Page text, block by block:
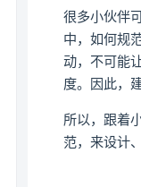
很多小伙伴
中，如何规
动，不可能
度。因此，
所以，跟着
范，来设计